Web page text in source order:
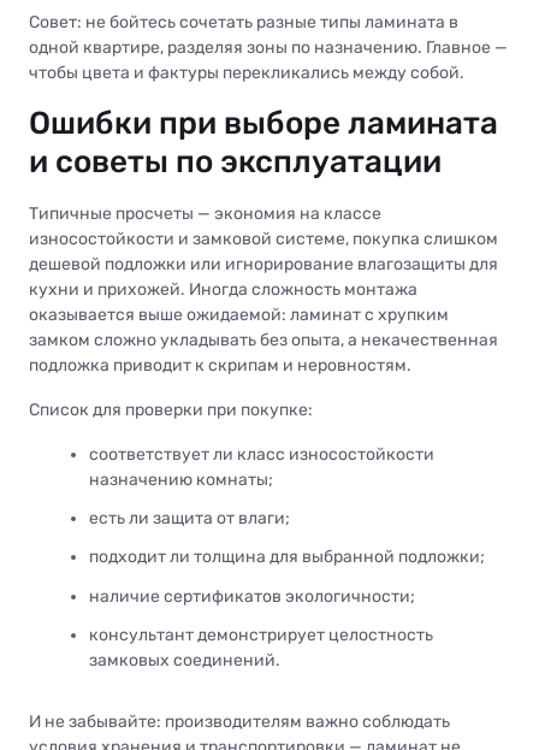
Совет: не бойтесь сочетать разные типы ламината в
одной квартире, разделяя зоны по назначению. Главное —
чтобы цвета и фактуры перекликались между собой.
Ошибки при выборе ламината
и советы по эксплуатации
Типичные просчеты — экономия на классе
износостойкости и замковой системе, покупка слишком
дешевой подложки или игнорирование влагозащиты для
кухни и прихожей. Иногда сложность монтажа
оказывается выше ожидаемой: ламинат с хрупким
замком сложно укладывать без опыта, а некачественная
подложка приводит к скрипам и неровностям.
Список для проверки при покупке:
соответствует ли класс износостойкости
назначению комнаты;
есть ли защита от влаги;
подходит ли толщина для выбранной подложки;
наличие сертификатов экологичности;
консультант демонстрирует целостность
замковых соединений.
И не забывайте: производителям важно соблюдать